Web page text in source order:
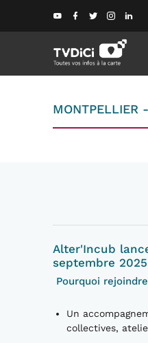
MONTPELLIER
Alter'Incub
septembre
Pourquoi
Un
collectives,